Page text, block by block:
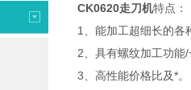
CK0620走刀机特点：
1、能加工超细长的各
2、具有螺纹加工功能
3、高性能价格比及*。